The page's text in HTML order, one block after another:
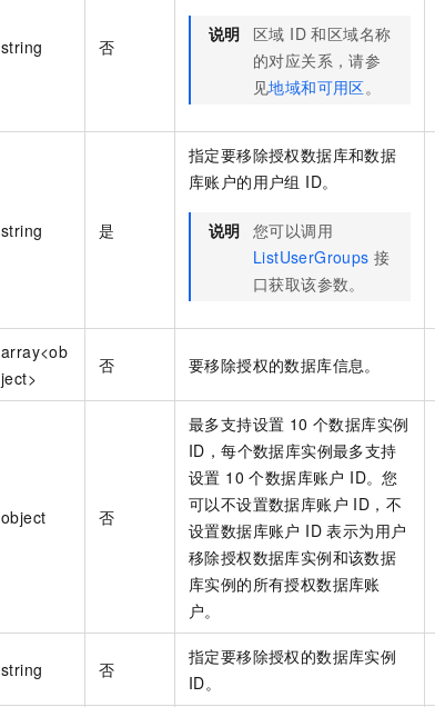
string 否
说明
区域 ID 和区域名称
的对应关系，请参
见地域和可用区。
string 是
指定要移除授权数据库和数据
库账户的用户组 ID。
说明 您可以调用
ListUserGroups 接
口获取该参数。
array<ob
ject>
否 要移除授权的数据库信息。
object 否
最多支持设置 10 个数据库实例
ID，每个数据库实例最多支持
设置 10 个数据库账户 ID。您
可以不设置数据库账户 ID，不
设置数据库账户 ID 表示为用户
移除授权数据库实例和该数据
库实例的所有授权数据库账
户。
string 否
指定要移除授权的数据库实例
ID。